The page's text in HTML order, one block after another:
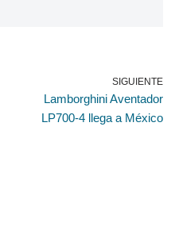
SIGUIENTE
Lamborghini Aventador
LP700-4 llega a México